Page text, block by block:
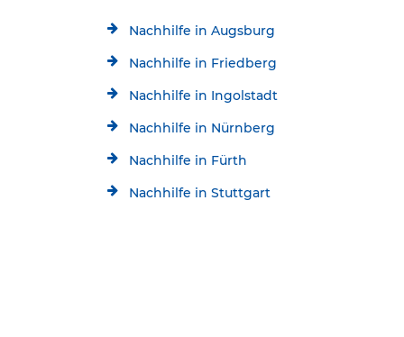
Nachhilfe in Augsburg
Nachhilfe in Friedberg
Nachhilfe in Ingolstadt
Nachhilfe in Nürnberg
Nachhilfe in Fürth
Nachhilfe in Stuttgart